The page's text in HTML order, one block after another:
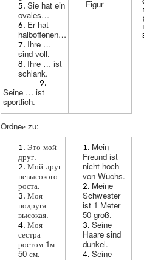
Sie hat ein
ovales…
Er hat
halboffenen…
Ihre …
sind voll.
Ihre … ist
schlank.
Seine … ist
sportlich.
Figur
Ordneе zu:
Это мой
друг.
Мой друг
невысокого
роста.
Моя
подруга
высокая.
Моя
сестра
ростом 1м
50 см.
Mein
Freund ist
nicht hoch
von Wuchs.
Meine
Schwester
ist 1 Meter
50 groß.
Seine
Haare sind
dunkel.
Seine